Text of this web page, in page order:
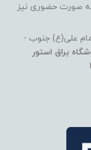
به صورت حضوری نیز
علی(ع) جنوب -
یراق استور